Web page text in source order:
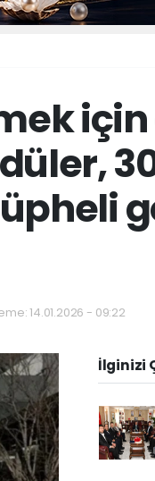
14.01.2026 - 09:22
İlginizi